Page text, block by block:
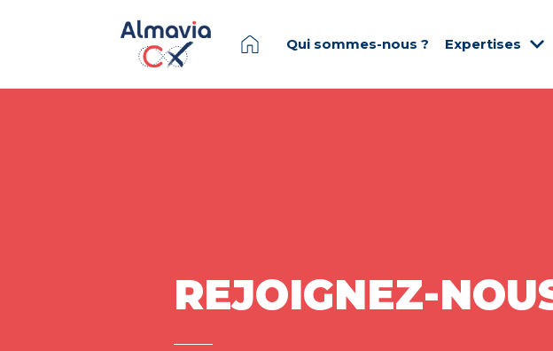
Qui sommes-nous ? Expertises
REJOIGNEZ-